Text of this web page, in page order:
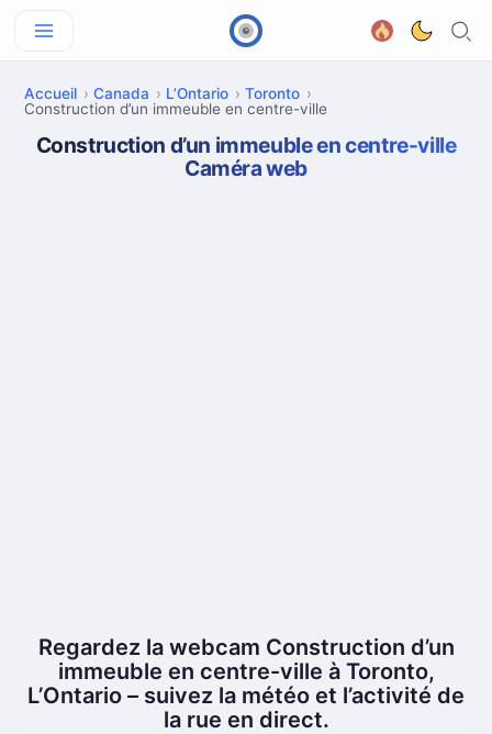
Accueil Canada L’Ontario
Toronto
Construction d’un immeuble en centre-ville
Construction d’un immeuble en centre-ville
Caméra web
Regardez la webcam Construction d’un
immeuble en centre-ville à Toronto,
L’Ontario – suivez la météo et l’activité de
la rue en direct.